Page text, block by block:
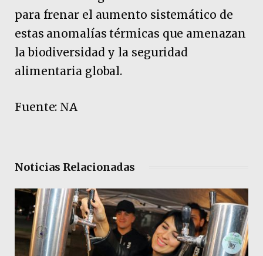
para frenar el aumento sistemático de
estas anomalías térmicas que amenazan
la biodiversidad y la seguridad
alimentaria global.
Fuente: NA
Noticias Relacionadas